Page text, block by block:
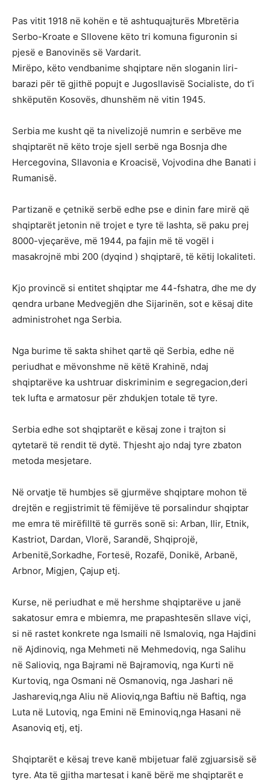
Pas vitit 1918 në kohën e të ashtuquajturës Mbretëria
Serbo-Kroate e Sllovene këto tri komuna figuronin si
pjesë e Banovinës së Vardarit.
Mirëpo, këto vendbanime shqiptare nën sloganin liri-
barazi për të gjithë popujt e Jugosllavisë Socialiste, do t’i
shkëputën Kosovës, dhunshëm në vitin 1945.
Serbia me kusht që ta nivelizojë numrin e serbëve me
shqiptarët në këto troje sjell serbë nga Bosnja dhe
Hercegovina, Sllavonia e Kroacisë, Vojvodina dhe Banati i
Rumanisë.
Partizanë e çetnikë serbë edhe pse e dinin fare mirë që
shqiptarët jetonin në trojet e tyre të lashta, së paku prej
8000-vjeçarëve, më 1944, pa fajin më të vogël i
masakrojnë mbi 200 (dyqind ) shqiptarë, të këtij lokaliteti.
Kjo provincë si entitet shqiptar me 44-fshatra, dhe me dy
qendra urbane Medvegjën dhe Sijarinën, sot e kësaj dite
administrohet nga Serbia.
Nga burime të sakta shihet qartë që Serbia, edhe në
periudhat e mëvonshme në këtë Krahinë, ndaj
shqiptarëve ka ushtruar diskriminim e segregacion,deri
tek lufta e armatosur për zhdukjen totale të tyre.
Serbia edhe sot shqiptarët e kësaj zone i trajton si
qytetarë të rendit të dytë. Thjesht ajo ndaj tyre zbaton
metoda mesjetare.
Në orvatje të humbjes së gjurmëve shqiptare mohon të
drejtën e regjistrimit të fëmijëve të porsalindur shqiptar
me emra të mirëfilltë të gurrës sonë si: Arban, Ilir, Etnik,
Kastriot, Dardan, Vlorë, Sarandë, Shqiprojë,
Arbenitë,Sorkadhe, Fortesë, Rozafë, Donikë, Arbanë,
Arbnor, Migjen, Çajup etj.
Kurse, në periudhat e më hershme shqiptarëve u janë
sakatosur emra e mbiemra, me prapashtesën sllave viçi,
si në rastet konkrete nga Ismaili në Ismaloviq, nga Hajdini
në Ajdinoviq, nga Mehmeti në Mehmedoviq, nga Salihu
në Salioviq, nga Bajrami në Bajramoviq, nga Kurti në
Kurtoviq, nga Osmani në Osmanoviq, nga Jashari në
Jashareviq,nga Aliu në Alioviq,nga Baftiu në Baftiq, nga
Luta në Lutoviq, nga Emini në Eminoviq,nga Hasani në
Asanoviq etj, etj.
Shqiptarët e kësaj treve kanë mbijetuar falë zgjuarsisë së
tyre. Ata të gjitha martesat i kanë bërë me shqiptarët e